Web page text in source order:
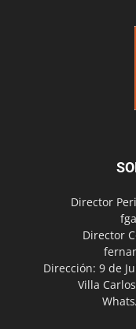
Director
Director
Dirección: 9 de
Villa